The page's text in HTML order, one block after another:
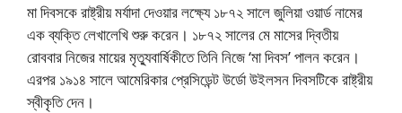
মা দিবসকে রাষ্ট্রীয় মর্যাদা দেওয়ার লক্ষ্যে ১৮৭২ সালে জুলিয়া ওয়ার্ড নামের
এক ব্যক্তি লেখালেখি শুরু করেন। ১৮৭২ সালের মে মাসের দ্বিতীয়
রোববার নিজের মায়ের মৃত্যুবার্ষিকীতে তিনি নিজে ‘মা দিবস’ পালন করেন।
এরপর ১৯১৪ সালে আমেরিকার প্রেসিডেন্ট উর্ডো উইলসন দিবসটিকে রাষ্ট্রীয়
স্বীকৃতি দেন।